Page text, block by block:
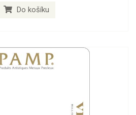
Do košíku